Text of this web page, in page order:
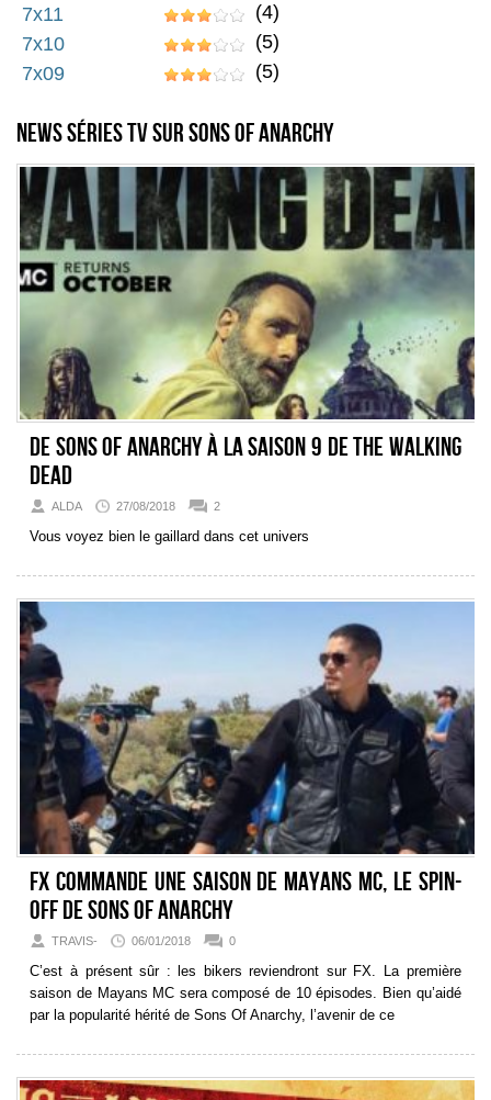
7x11
(4)
7x10
(5)
7x09
(5)
News séries TV sur Sons Of Anarchy
De Sons of Anarchy à la saison 9 de The Walking
Dead
ALDA 27/08/2018 2
Vous voyez bien le gaillard dans cet univers
FX commande une saison de Mayans MC, le spin-
off de Sons of Anarchy
TRAVIS- 06/01/2018 0
C’est à présent sûr : les bikers reviendront sur FX. La première
saison de Mayans MC sera composé de 10 épisodes. Bien qu’aidé
par la popularité hérité de Sons Of Anarchy, l’avenir de ce